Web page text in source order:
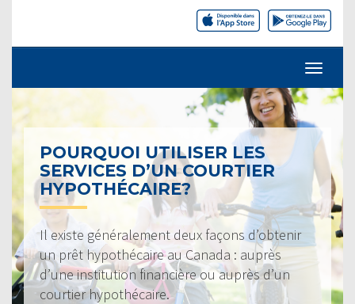
POURQUOI UTILISER LES
SERVICES D’UN COURTIER
HYPOTHÉCAIRE?
Il existe généralement deux façons d’obtenir
un prêt hypothécaire au Canada : auprès
d’une institution financière ou auprès d’un
courtier hypothécaire.